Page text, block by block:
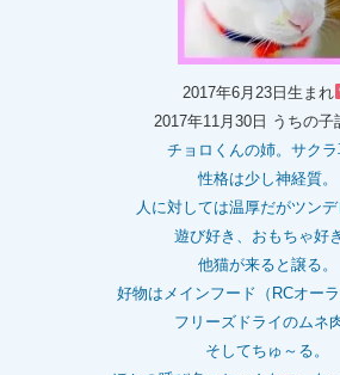
2017年6月23日生まれ
2017年11月30日 うちの子
チョロくんの姉。 サクラ
性格は少し神経質。
人に対しては温厚だがツンデ
遊び好き、おもちゃ好き
他猫が来ると譲る。
好物はメインフード（RCオー
フリーズドライのムネ肉
そしてちゅ～る。